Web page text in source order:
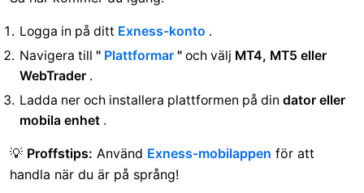
Logga in på ditt Exness-konto .
Navigera till " Plattformar " och välj MT4, MT5 eller
WebTrader .
Ladda ner och installera plattformen på din dator eller
mobila enhet .
💡 Proffstips: Använd Exness-mobilappen för att
handla när du är på språng!